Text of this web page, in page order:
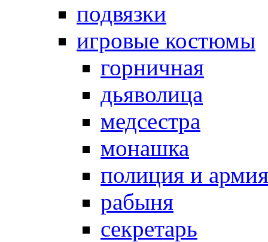
подвязки
игровые костюмы
горничная
дьяволица
медсестра
монашка
полиция и армия
рабыня
секретарь